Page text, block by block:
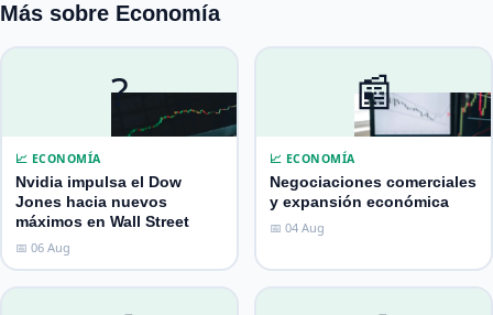
Más sobre Economía
?
📈 ECONOMÍA
Nvidia impulsa el Dow
Jones hacia nuevos
máximos en Wall Street
📅 06 Aug
📰
📈 ECONOMÍA
Negociaciones comerciales
y expansión económica
📅 04 Aug